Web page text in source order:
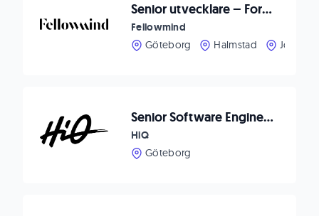
Senior utvecklare – Forma framtidens CRM-upplevelser hos Fellowmind
Fellowmind
Göteborg
Halmstad
Senior Software Engineer C#/.NET
HiQ
Göteborg